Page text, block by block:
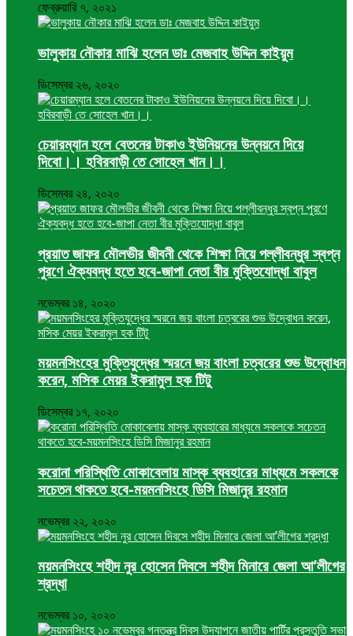
ফেব্রুয়ারি ৭, ২০২১
ভালুকায় নৌকার মাঝি হলেন ডাঃ মেজবাহ উদ্দিন কাইয়ুম
ডিসেম্বর ২৬, ২০২০
চেয়ারম্যান হলে বেতনের টাকাও ইউনিয়নের উন্নয়নে দিয়ে
দিবো।। হবিরবাড়ী তে সোহেল খান।।
ডিসেম্বর ২৪, ২০২০
প্রয়াত জাফর মৌলভীর জীবনী থেকে শিক্ষা নিয়ে পল্লীবন্ধুর স্বপ্ন
পুরণে ঐক্যবদ্ধ হতে হবে-জাপা নেতা বীর মুক্তিযোদ্ধা বাবুল
নভেম্বর ১৪, ২০২০
ময়মনসিংহের মুক্তিযুদ্ধের স্মরনে জয় বাংলা চত্বরের শুভ উদ্বোধন
করেন, মসিক মেয়র ইকরামুল হক টিটু
ডিসেম্বর ১৭, ২০২০
করোনা পরিস্থিতি মোকাবেলায় মাস্ক ব্যবহারের মাধ্যমে সকলকে
সচেতন থাকতে হবে-ময়মনসিংহে ডিসি মিজানুর রহমান
নভেম্বর ২২, ২০২০
ময়মনসিংহে শহীদ নুর হোসেন দিবসে শহীদ মিনারে জেলা আ’লীগের
শ্রদ্ধা
নভেম্বর ১০, ২০২০